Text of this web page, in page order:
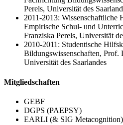
Perels, Universität des
2011-2013:
Empirische Schul- und
Franziska Perels, Universität
2010-2011: Studentische
Bildungswissenschaften, Prof.
Universität des Saarlandes
Mitgliedschaften
GEBF
DGPS (PAEPSY)
EARLI (& SIG Metacognition)